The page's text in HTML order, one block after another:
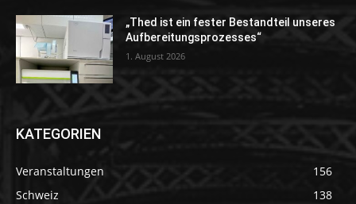
„Thed ist ein fester Bestandteil unseres
Aufbereitungsprozesses“
1. August 2026
KATEGORIEN
Veranstaltungen
156
Schweiz
138